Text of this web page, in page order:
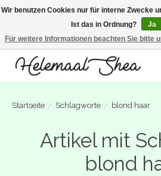
SUMMER BREAK! Wij zijn gesloten van 27 juli
wel mogelijk. Alle bestellingen worden vanaf 17
genomen.
Startseite / Schlagworte / blond haar
Artikel mit
blond
Wir benutzen Cookies nur für interne Zwecke
Ist das in Ordnung?
Ja
Für weitere Informationen beachten Sie bitte